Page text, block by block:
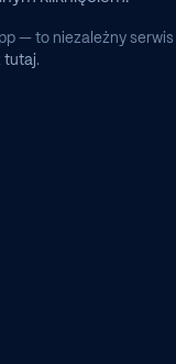
— to niezależny serwis
tutaj.